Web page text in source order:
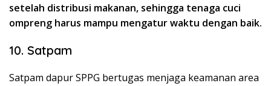
setelah distribusi makanan, sehingga tenaga cuci
ompreng harus mampu mengatur waktu dengan baik.
10. Satpam
Satpam dapur SPPG bertugas menjaga keamanan area